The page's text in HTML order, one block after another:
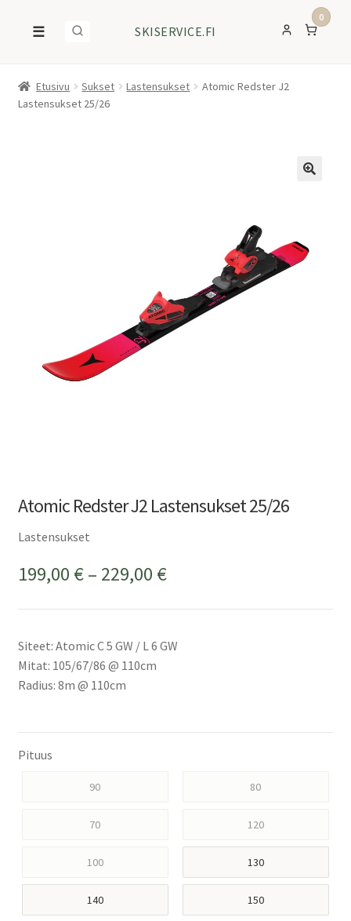
☰ SKISERVICE.FI
0
Etusivu Sukset Lastensukset
Atomic Redster J2
Lastensukset 25/26
Atomic Redster J2 Lastensukset 25/26
Lastensukset
199,00 € – 229,00 €Hintaluokka:
199,00 €
Siteet: Atomic C 5 GW / L 6 GW
Mitat: 105/67/86 @ 110cm
Radius: 8m @ 110cm
Pituus
90 80
70 120
100 130
140 150